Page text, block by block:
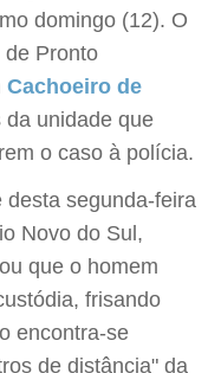
domingo (12). O
de Pronto
Cachoeiro de
da unidade que
o caso à polícia.
desta segunda-feira
Novo do Sul,
que o homem
frisando
encontra-se
de distância" da